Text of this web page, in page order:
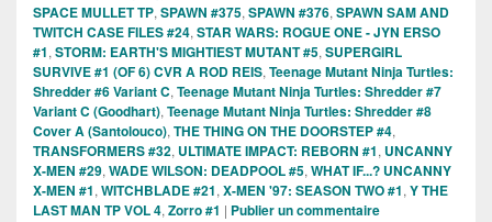
SPACE MULLET TP, SPAWN #375, SPAWN #376, SPAWN SAM AND
TWITCH CASE FILES #24, STAR WARS: ROGUE ONE - JYN ERSO
#1, STORM: EARTH'S MIGHTIEST MUTANT #5, SUPERGIRL
SURVIVE #1 (OF 6) CVR A ROD REIS, Teenage Mutant Ninja Turtles:
Shredder #6 Variant C, Teenage Mutant Ninja Turtles: Shredder #7
Variant C (Goodhart), Teenage Mutant Ninja Turtles: Shredder #8
Cover A (Santolouco), THE THING ON THE DOORSTEP #4,
TRANSFORMERS #32, ULTIMATE IMPACT: REBORN #1, UNCANNY
X-MEN #29, WADE WILSON: DEADPOOL #5, WHAT IF...? UNCANNY
X-MEN #1, WITCHBLADE #21, X-MEN '97: SEASON TWO #1, Y THE
LAST MAN TP VOL 4, Zorro #1 | Publier un commentaire